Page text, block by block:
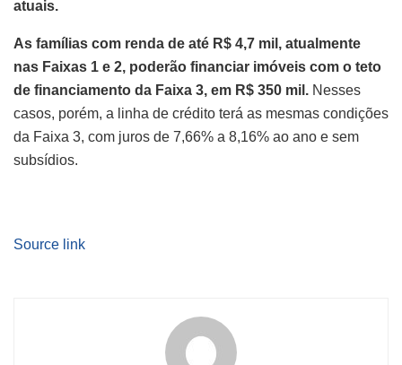
atuais.
As famílias com renda de até R$ 4,7 mil, atualmente
nas Faixas 1 e 2, poderão financiar imóveis com o teto
de financiamento da Faixa 3, em R$ 350 mil. Nesses
casos, porém, a linha de crédito terá as mesmas condições
da Faixa 3, com juros de 7,66% a 8,16% ao ano e sem
subsídios.
Source link